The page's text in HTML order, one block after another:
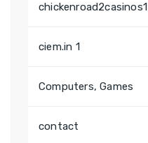
chickenroad2casinos1
ciem.in 1
Computers, Games
contact